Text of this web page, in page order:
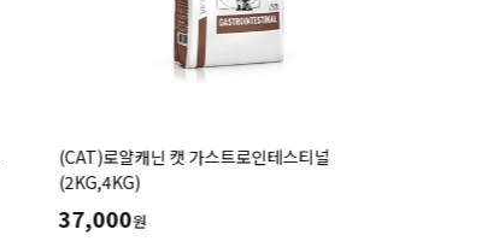
(CAT)로얄캐닌 캣 가스트로인테스티널
(2KG,4KG)
37,000원